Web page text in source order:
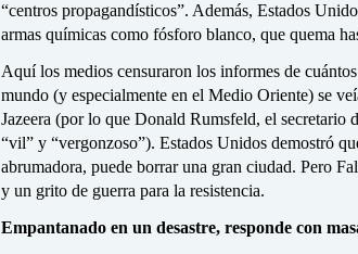
“centros propagandísticos”. Además, Estados
armas químicas como fósforo blanco, que quema
Aquí los medios censuraron los informes de
mundo (y especialmente en el Medio Oriente) se
Jazeera (por lo que Donald Rumsfeld, el secretario
“vil” y “vergonzoso”). Estados Unidos demostró
abrumadora, puede borrar una gran ciudad. Pero
y un grito de guerra para la resistencia.
Empantanado en un desastre, responde con